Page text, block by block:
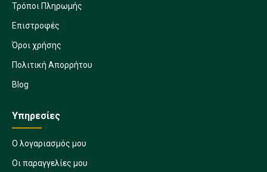
Τρόποι Πληρωμής
Επιστροφές
Όροι χρήσης
Πολιτική Απορρήτου
Blog
Υπηρεσίες
Ο λογαριασμός μου
Οι παραγγελίες μου